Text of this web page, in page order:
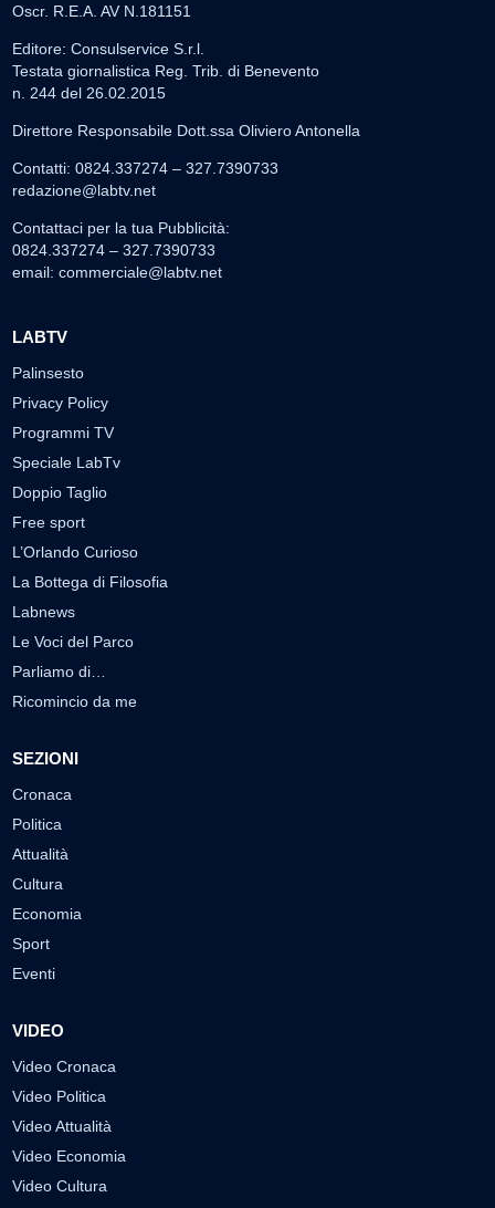
Oscr. R.E.A. AV N.181151
Editore: Consulservice S.r.l.
Testata giornalistica Reg. Trib. di Benevento
n. 244 del 26.02.2015
Direttore Responsabile Dott.ssa Oliviero Antonella
Contatti: 0824.337274 – 327.7390733
redazione@labtv.net
Contattaci per la tua Pubblicità:
0824.337274 – 327.7390733
email: commerciale@labtv.net
LABTV
Palinsesto
Privacy Policy
Programmi TV
Speciale LabTv
Doppio Taglio
Free sport
L’Orlando Curioso
La Bottega di Filosofia
Labnews
Le Voci del Parco
Parliamo di…
Ricomincio da me
SEZIONI
Cronaca
Politica
Attualità
Cultura
Economia
Sport
Eventi
VIDEO
Video Cronaca
Video Politica
Video Attualità
Video Economia
Video Cultura